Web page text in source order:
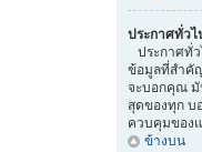
ประกาศทั่วไ
ประกาศทั่
ข้อมูลที่สำคั
จะบอกคุณ มั
สุดของทุก บ
ควบคุมของ
ข้างบน